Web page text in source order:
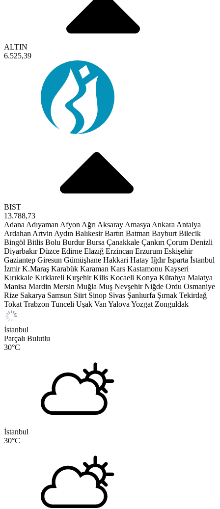
ALTIN
6.525,39
BIST
13.788,73
Adana Adıyaman Afyon Ağrı Aksaray Amasya Ankara Antalya
Ardahan Artvin Aydın Balıkesir Bartın Batman Bayburt Bilecik
Bingöl Bitlis Bolu Burdur Bursa Çanakkale Çankırı Çorum Denizli
Diyarbakır Düzce Edirne Elazığ Erzincan Erzurum Eskişehir
Gaziantep Giresun Gümüşhane Hakkari Hatay Iğdır Isparta İstanbul
İzmir K.Maraş Karabük Karaman Kars Kastamonu Kayseri
Kırıkkale Kırklareli Kırşehir Kilis Kocaeli Konya Kütahya Malatya
Manisa Mardin Mersin Muğla Muş Nevşehir Niğde Ordu Osmaniye
Rize Sakarya Samsun Siirt Sinop Sivas Şanlıurfa Şırnak Tekirdağ
Tokat Trabzon Tunceli Uşak Van Yalova Yozgat Zonguldak
İstanbul
Parçalı Bulutlu
30°C
İstanbul
30°C